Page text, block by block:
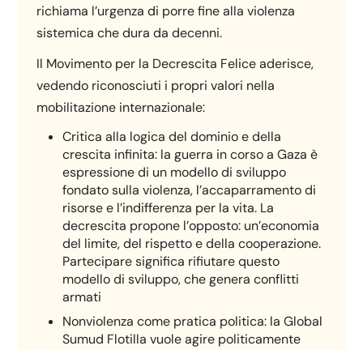
richiama l’urgenza di porre fine alla violenza
sistemica che dura da decenni.
Il Movimento per la Decrescita Felice aderisce,
vedendo riconosciuti i propri valori nella
mobilitazione internazionale:
Critica alla logica del dominio e della
crescita infinita: la guerra in corso a Gaza è
espressione di un modello di sviluppo
fondato sulla violenza, l’accaparramento di
risorse e l’indifferenza per la vita. La
decrescita propone l’opposto: un’economia
del limite, del rispetto e della cooperazione.
Partecipare significa rifiutare questo
modello di sviluppo, che genera conflitti
armati
Nonviolenza come pratica politica: la Global
Sumud Flotilla vuole agire politicamente